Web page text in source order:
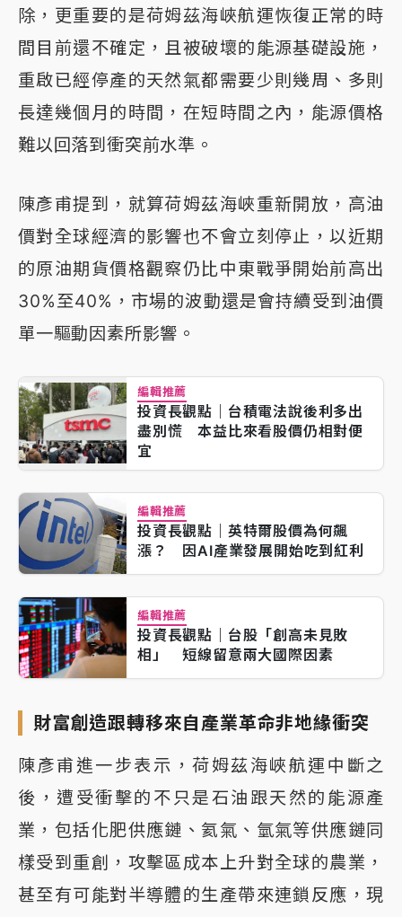
除，更重要的是荷姆茲海峽航運恢復正常的時
間目前還不確定，且被破壞的能源基礎設施，
重啟已經停產的天然氣都需要少則幾周、多則
長達幾個月的時間，在短時間之內，能源價格
難以回落到衝突前水準。
陳彥甫提到，就算荷姆茲海峽重新開放，高油
價對全球經濟的影響也不會立刻停止，以近期
的原油期貨價格觀察仍比中東戰爭開始前高出
30%至40%，市場的波動還是會持續受到油價
單一驅動因素所影響。
編輯推薦
投資長觀點｜台積電法說後利多出
盡別慌 本益比來看股價仍相對便
宜
編輯推薦
投資長觀點｜英特爾股價為何飆
漲？ 因AI產業發展開始吃到紅利
編輯推薦
投資長觀點｜台股「創高未見敗
相」 短線留意兩大國際因素
財富創造跟轉移來自產業革命非地緣衝突
陳彥甫進一步表示，荷姆茲海峽航運中斷之
後，遭受衝擊的不只是石油跟天然的能源產
業，包括化肥供應鏈、氦氣、氫氣等供應鏈同
樣受到重創，攻擊區成本上升對全球的農業，
甚至有可能對半導體的生產帶來連鎖反應，現